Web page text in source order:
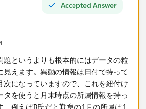
在籍となってしまします。
で対応を試しましたがうまくいかずご
次第です。
タを添付します。
Accepted Answer
題というよりも根本的にはデータの粒
見えます。異動の情報は日付で持って
次になっていますので、これを紐付け
タを使うと月末時点の所属情報を持っ
。例えばB氏だと勤怠の1月の所属は1